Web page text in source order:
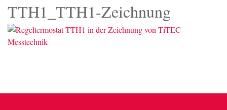
TTH1_TTH1-Zeichnung